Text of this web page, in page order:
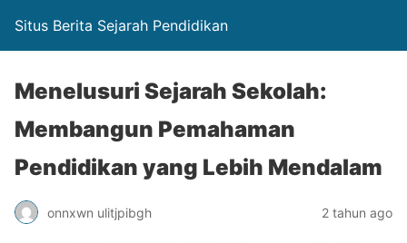
Situs Berita Sejarah Pendidikan
Menelusuri Sejarah Sekolah:
Membangun Pemahaman
Pendidikan yang Lebih Mendalam
onnxwn ulitjpibgh 2 tahun ago